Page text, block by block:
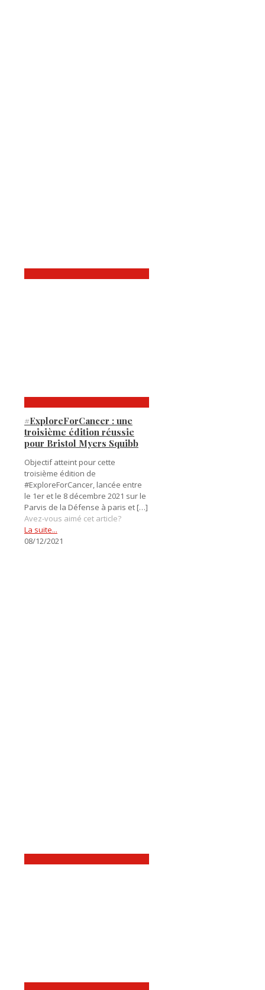
#ExploreForCancer : une
troisième édition réussie
pour Bristol Myers Squibb
Objectif atteint pour cette
troisième édition de
#ExploreForCancer, lancée entre
le 1er et le 8 décembre 2021 sur le
Parvis de la Défense à paris et […]
Avez-vous aimé cet article?
La suite...
08/12/2021